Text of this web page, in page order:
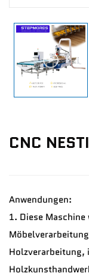
CNC
Anwendungen:
1. Diese
Holzverarbeitung,